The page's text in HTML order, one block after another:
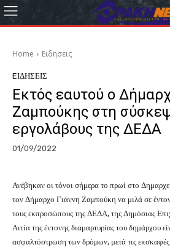
Home Eιδησεις
EΙΔΗΣΕΙΣ
Εκτός εαυτού ο
Ζαμπούκης στη
εργολάβους της ΔΕΔΑ
01/09/2022
Ανέβηκαν οι τόνοι σήμερα το πρωί στο
τον Δήμαρχο Γιάννη Ζαμπούκη να μιλά σε
τους εκπροσώπους της ΔΕΔΑ, της Δημόσιας
Αιτία της έντονης διαμαρτυρίας του δημάρχου
ασφαλτόστρωση των δρόμων, μετά τις εκσκαφές